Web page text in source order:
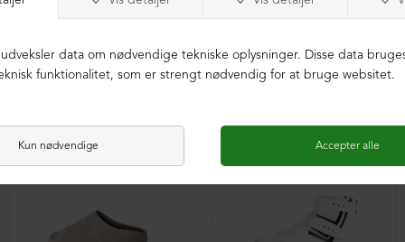
SAMPLE SAMPLE